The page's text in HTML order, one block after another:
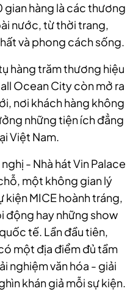
hàng là các thương
nước, từ thời trang,
và phong cách sống.
hàng trăm thương hiệu
Ocean City còn mở ra
nơi khách hàng không
những tiện ích đẳng
Việt Nam.
- Nhà hát Vin Palace
một không gian lý
MICE hoành tráng,
động hay những show
tế. Lần đầu tiên,
một địa điểm đủ tầm
nghiệm văn hóa - giải
khán giả mỗi sự kiện.